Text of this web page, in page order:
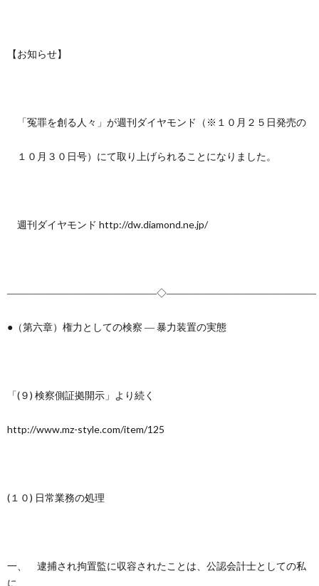
【お知らせ】
「冤罪を創る人々」が週刊ダイヤモンド（※１０月２５日発売の
１０月３０日号）にて取り上げられることになりました。
週刊ダイヤモンド http://dw.diamond.ne.jp/
―――――――――――――――◇―――――――――――――――
●（第六章）権力としての検察 ― 暴力装置の実態
「(９) 検察側証拠開示」より続く
http://www.mz-style.com/item/125
(１０) 日常業務の処理
一、 逮捕され拘置監に収容されたことは、公認会計士としての私
に